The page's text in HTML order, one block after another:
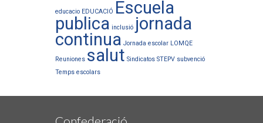
educacio EDUCACIÓ Escuela
publica inclusió jornada
continua Jornada escolar LOMQE
Reuniones salut Sindicatos STEPV subvenció
Temps escolars